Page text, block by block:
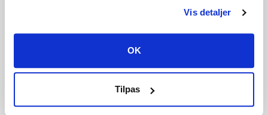
Vis detaljer
OK
Tilpas
Steam CD key download
Uplay CD key download
Battle.net Cd key download
Call Of Duty CD keys
The Sims CD keys